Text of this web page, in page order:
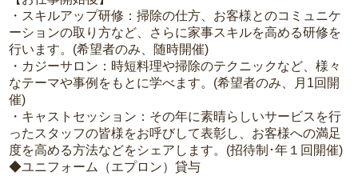
・スキルアップ研修：掃除の仕方、お客様とのコミュニケ
ーションの取り方など、さらに家事スキルを高める研修を
行います。(希望者のみ、随時開催)
・カジーサロン：時短料理や掃除のテクニックなど、様々
なテーマや事例をもとに学べます。(希望者のみ、月1回開
催)
・キャストセッション：その年に素晴らしいサービスを行
ったスタッフの皆様をお呼びして表彰し、お客様への満足
度を高める方法などをシェアします。(招待制･年１回開催)
◆ユニフォーム（エプロン）貸与